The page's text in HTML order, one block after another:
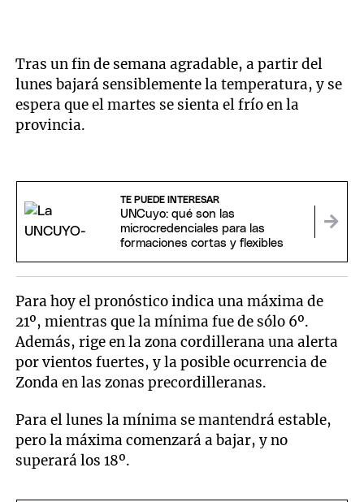
Tras un fin de semana agradable, a partir del
lunes bajará sensiblemente la temperatura, y se
espera que el martes se sienta el frío en la
provincia.
TE PUEDE INTERESAR
UNCuyo: qué son las
microcredenciales para las
formaciones cortas y flexibles
Para hoy el pronóstico indica una máxima de
21º, mientras que la mínima fue de sólo 6º.
Además, rige en la zona cordillerana una alerta
por vientos fuertes, y la posible ocurrencia de
Zonda en las zonas precordilleranas.
Para el lunes la mínima se mantendrá estable,
pero la máxima comenzará a bajar, y no
superará los 18º.